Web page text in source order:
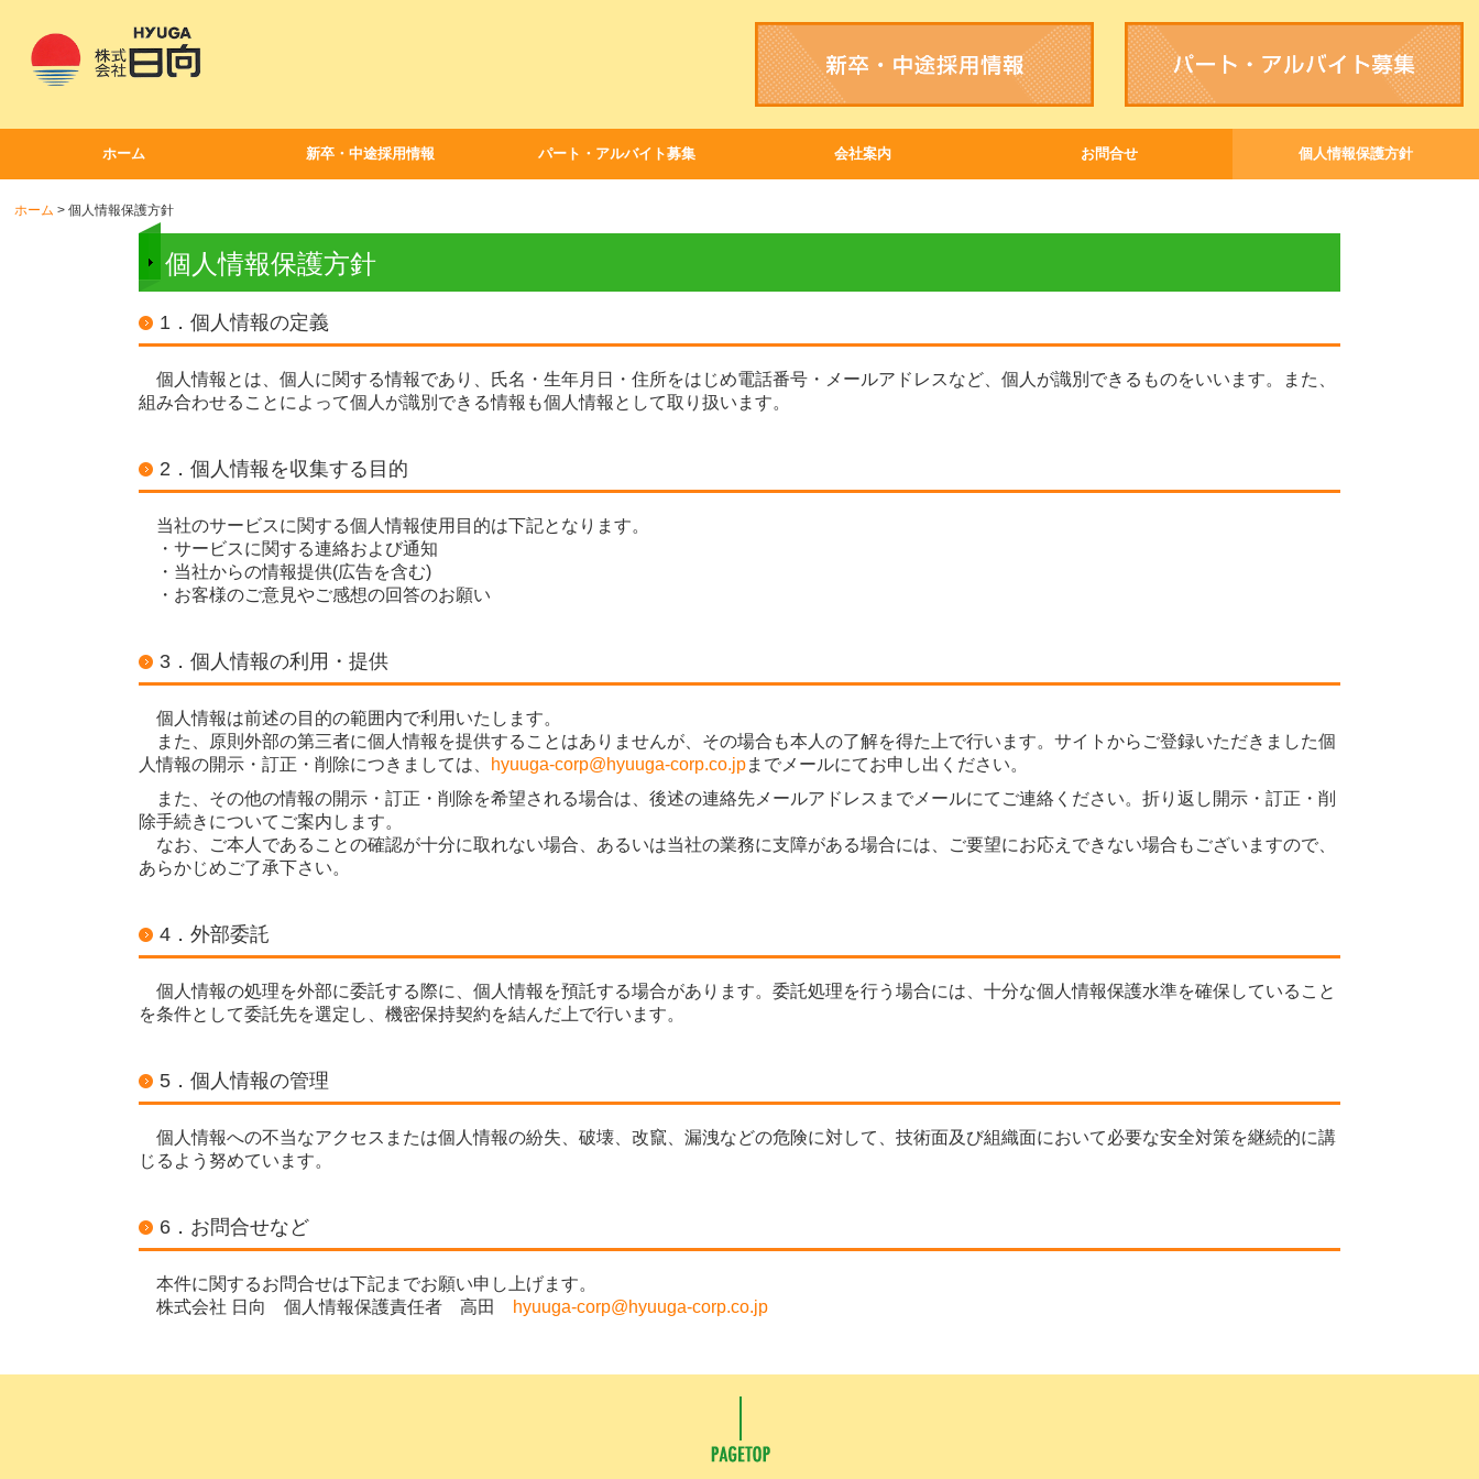
ホーム 新卒・中途採用情報 パート・アルバイト募集 会社案内 お問合せ 個人情報保護方針
ホーム 個人情報保護方針
個人情報保護方針
1．個人情報の定義
個人情報とは、個人に関する情報であり、氏名・生年月日・住所をはじめ電話番号・メールアドレスなど、個人が識別できるものをいいます。また、
組み合わせることによって個人が識別できる情報も個人情報として取り扱います。
2．個人情報を収集する目的
当社のサービスに関する個人情報使用目的は下記となります。
・サービスに関する連絡および通知
・当社からの情報提供(広告を含む)
・お客様のご意見やご感想の回答のお願い
3．個人情報の利用・提供
個人情報は前述の目的の範囲内で利用いたします。
また、原則外部の第三者に個人情報を提供することはありませんが、その場合も本人の了解を得た上で行います。サイトからご登録いただきました個
人情報の開示・訂正・削除につきましては、
hyuuga-corp@hyuuga-corp.co.jpまでメールにてお申し出ください。
また、その他の情報の開示・訂正・削除を希望される場合は、後述の連絡先メールアドレスまでメールにてご連絡ください。折り返し開示・訂正・削
除手続きについてご案内します。
なお、ご本人であることの確認が十分に取れない場合、あるいは当社の業務に支障がある場合には、ご要望にお応えできない場合もございますので、
あらかじめご了承下さい。
4．外部委託
個人情報の処理を外部に委託する際に、個人情報を預託する場合があります。委託処理を行う場合には、十分な個人情報保護水準を確保していること
を条件として委託先を選定し、機密保持契約を結んだ上で行います。
5．個人情報の管理
個人情報への不当なアクセスまたは個人情報の紛失、破壊、改竄、漏洩などの危険に対して、技術面及び組織面において必要な安全対策を継続的に講
じるよう努めています。
6．お問合せなど
本件に関するお問合せは下記までお願い申し上げます。
株式会社 日向 個人情報保護責任者 高田
hyuuga-corp@hyuuga-corp.co.jp